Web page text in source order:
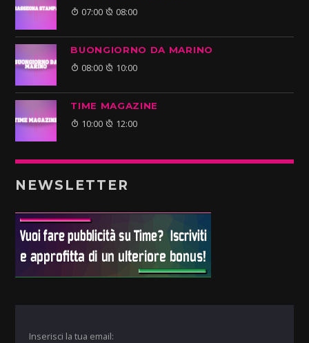
07:00 08:00
BUONGIORNO DA MARINO
08:00 10:00
TIME MAGAZINE
10:00 12:00
NEWSLETTER
Inserisci la tua email: